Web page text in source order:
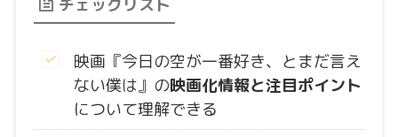
チェックリスト
映画『今日の空が一番好き、とまだ言え
ない僕は』の映画化情報と注目ポイント
について理解できる